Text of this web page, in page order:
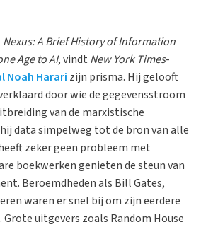
Nexus: A Brief History of Information
Age to AI, vindt New York Times-
Noah Harari zijn prisma. Hij gelooft
door wie de gegevensstroom
van de marxistische
data simpelweg tot de bron van alle
zeker geen probleem met
boekwerken genieten de steun van
Beroemdheden als Bill Gates,
waren er snel bij om zijn eerdere
uitgevers zoals Random House